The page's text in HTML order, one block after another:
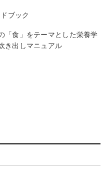
ブック
「食」をテーマとした栄養学
き出しマニュアル